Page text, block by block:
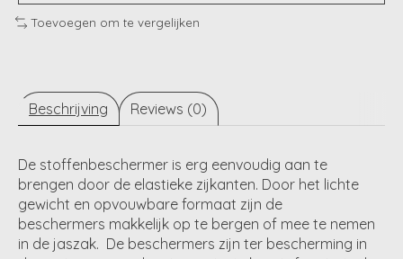
Toevoegen om te vergelijken
Beschrijving Reviews (0)
De stoffenbeschermer is erg eenvoudig aan te
brengen door de elastieke zijkanten. Door het lichte
gewicht en opvouwbare formaat zijn de
beschermers makkelijk op te bergen of mee te nemen
in de jaszak. De beschermers zijn ter bescherming in